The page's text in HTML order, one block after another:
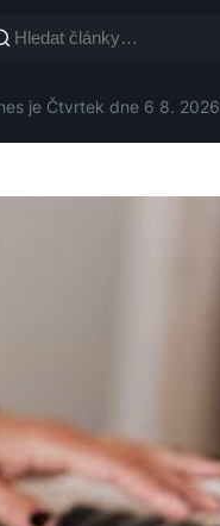
je Čtvrtek dne 6 8. 2026